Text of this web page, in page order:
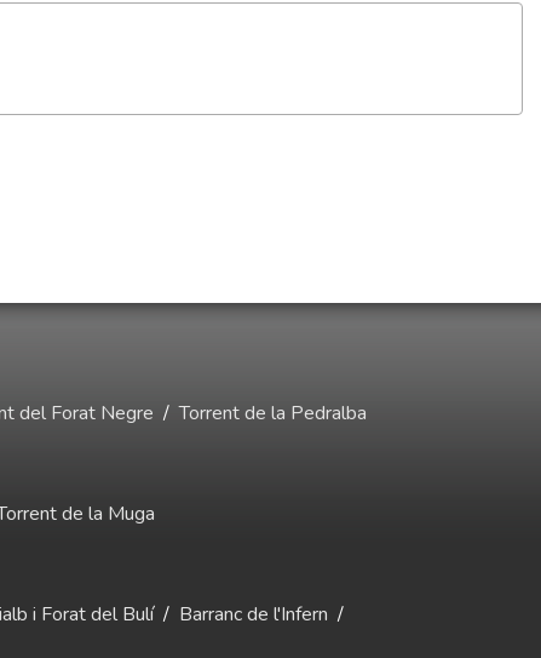
del Forat Negre /Torrent de la Pedralba
de la Muga
i Forat del Bulí/ Barranc de l'Infern /